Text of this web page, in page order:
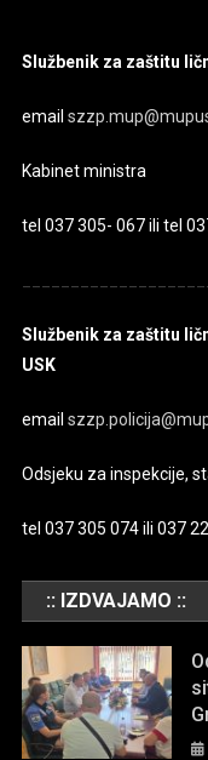
Službenik za zaštitu
email
Kabinet ministra
tel 037 305- 067 ili tel
Službenik za zaštitu
USK
email
Odsjeku za inspekcije,
tel 037 305 074 ili 037
:: IZDVAJAMO ::